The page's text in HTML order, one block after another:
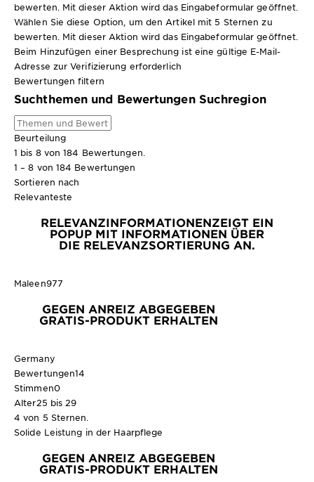
bewerten. Mit dieser Aktion wird das Eingabeformular geöffnet.
Wählen Sie diese Option, um den Artikel mit 5 Sternen zu
bewerten. Mit dieser Aktion wird das Eingabeformular geöffnet.
Beim Hinzufügen einer Besprechung ist eine gültige E-Mail-
Adresse zur Verifizierung erforderlich
Bewertungen filtern
Suchthemen und Bewertungen Suchregion
Beurteilung
1 bis 8 von 184 Bewertungen.
1 – 8 von 184 Bewertungen
Sortieren nach
Relevanteste
RELEVANZINFORMATIONENZEIGT EIN
POPUP MIT INFORMATIONEN ÜBER
DIE RELEVANZSORTIERUNG AN.
Maleen977
GEGEN ANREIZ ABGEGEBEN
GRATIS-PRODUKT ERHALTEN
Germany
Bewertungen14
Stimmen0
Alter25 bis 29
4 von 5 Sternen.
Solide Leistung in der Haarpflege
GEGEN ANREIZ ABGEGEBEN
GRATIS-PRODUKT ERHALTEN